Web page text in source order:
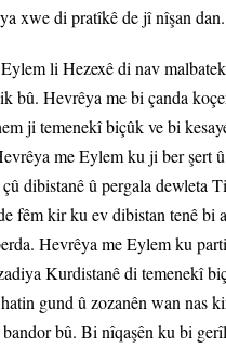
xwe di pratîkê de jî nîşan dan.
li Hezexê di nav
bû. Hevrêya me bi çanda
ji temenekî biçûk ve bi
me Eylem ku ji ber şert
çû dibistanê û pergala dewleta
fêm kir ku ev dibistan tenê bi
Hevrêya me Eylem ku
Kurdistanê di temenekî
gund û zozanên wan nas
bû. Bi nîqaşên ku bi